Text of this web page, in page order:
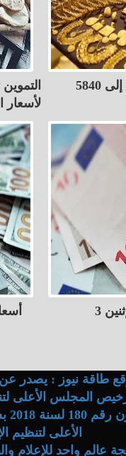
ارتفاع سعر الذهب عيار 21 إلى 5840
لأسعار
أسعار اليورو ترتفع اليوم الإثنين 3
نيوز : يصدر عن
الأعلى لتنظيم
عالم واحد للإعلام